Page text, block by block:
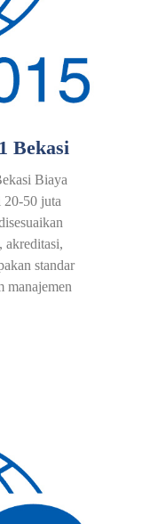
Bekasi
Biaya
50 juta
akreditasi,
standar
manajemen